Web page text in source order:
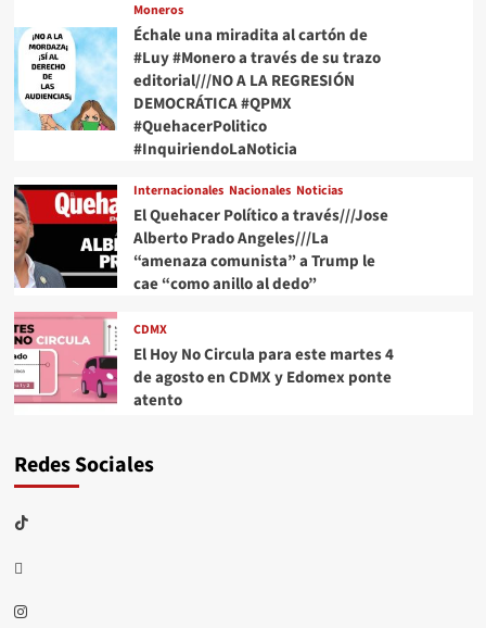
Moneros
Échale una miradita al cartón de
#Luy #Monero a través de su trazo
editorial///NO A LA REGRESIÓN
DEMOCRÁTICA #QPMX
#QuehacerPolitico
#InquiriendoLaNoticia
Internacionales Nacionales Noticias
El Quehacer Político a través///Jose
Alberto Prado Angeles///La
“amenaza comunista” a Trump le
cae “como anillo al dedo”
CDMX
El Hoy No Circula para este martes 4
de agosto en CDMX y Edomex ponte
atento
Redes Sociales
TikTok
threads
Instagram